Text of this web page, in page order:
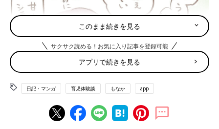
このまま続きを見る
サクサク読める！お気に入り記事を登録可能
アプリで続きを見る
日記・マンガ 育児体験談 もなか app